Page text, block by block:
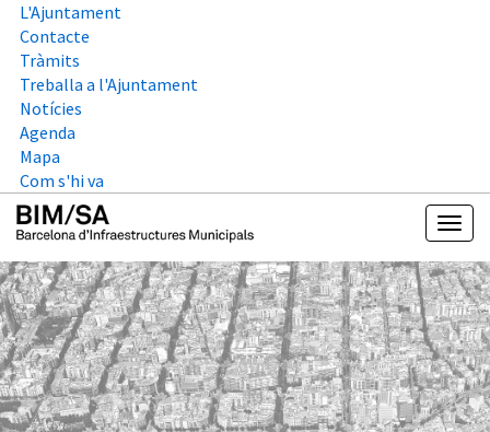
L'Ajuntament
Contacte
Tràmits
Treballa a l'Ajuntament
Notícies
Agenda
Mapa
Com s'hi va